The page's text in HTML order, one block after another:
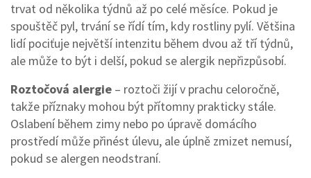
trvat od několika týdnů až po celé měsíce. Pokud je
spouštěč pyl, trvání se řídí tím, kdy rostliny pylí. Většina
lidí pociťuje největší intenzitu během dvou až tří týdnů,
ale může to být i delší, pokud se alergik nepřizpůsobí.
Roztočová alergie – roztoči žijí v prachu celoročně,
takže příznaky mohou být přítomny prakticky stále.
Oslabení během zimy nebo po úpravě domácího
prostředí může přinést úlevu, ale úplně zmizet nemusí,
pokud se alergen neodstraní.